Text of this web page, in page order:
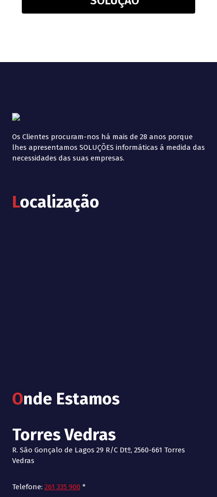
Os Clientes procuram-nos há mais de 28 anos porque
lhes apresentamos SOLUÇÕES informáticas á medida das
necessidades das suas empresas.
Localização
Onde Estamos
Torres Vedras
R. São Gonçalo de Lagos 29 R/C Dtº, 2560-661 Torres
Vedras
Telefone: 261 335 900 *